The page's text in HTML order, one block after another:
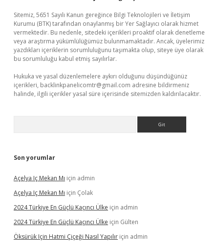
Sitemiz, 5651 Sayılı Kanun gereğince Bilgi Teknolojileri ve İletişim
Kurumu (BTK) tarafından onaylanmış bir Yer Sağlayıcı olarak hizmet
vermektedir. Bu nedenle, sitedeki içerikleri proaktif olarak denetleme
veya araştırma yükümlülüğümüz bulunmamaktadır. Ancak, üyelerimiz
yazdıkları içeriklerin sorumluluğunu taşımakta olup, siteye üye olarak
bu sorumluluğu kabul etmiş sayılırlar.
Hukuka ve yasal düzenlemelere aykırı olduğunu düşündüğünüz
içerikleri, backlinkpanelicomtr@gmail.com adresine bildirmeniz
halinde, ilgili içerikler yasal süre içerisinde sitemizden kaldırılacaktır.
Son yorumlar
Açelya Iç Mekan Mı için admin
Açelya Iç Mekan Mı için Çolak
2024 Türkiye En Güçlü Kaçıncı Ülke için admin
2024 Türkiye En Güçlü Kaçıncı Ülke için Gülten
Öksürük Için Hatmi Çiçeği Nasıl Yapılır için admin